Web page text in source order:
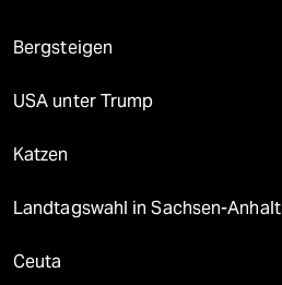
Bergsteigen
USA unter Trump
Katzen
Landtagswahl in Sachsen-Anhalt
Ceuta